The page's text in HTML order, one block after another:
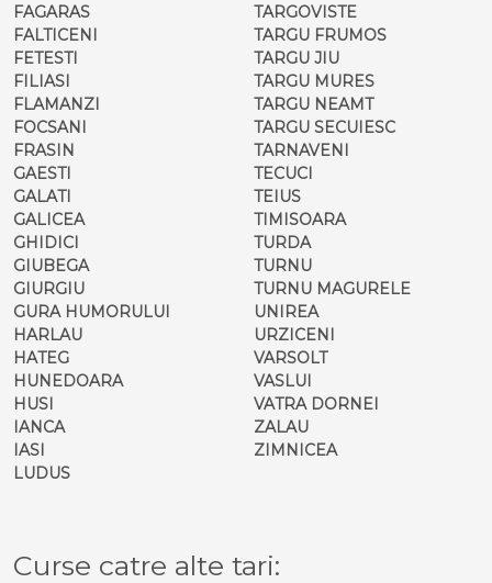
FAGARAS
FALTICENI
FETESTI
FILIASI
FLAMANZI
FOCSANI
FRASIN
GAESTI
GALATI
GALICEA
GHIDICI
GIUBEGA
GIURGIU
GURA HUMORULUI
HARLAU
HATEG
HUNEDOARA
HUSI
IANCA
IASI
LUDUS
TARGOVISTE
TARGU FRUMOS
TARGU JIU
TARGU MURES
TARGU NEAMT
TARGU SECUIESC
TARNAVENI
TECUCI
TEIUS
TIMISOARA
TURDA
TURNU
TURNU MAGURELE
UNIREA
URZICENI
VARSOLT
VASLUI
VATRA DORNEI
ZALAU
ZIMNICEA
Curse catre alte tari: